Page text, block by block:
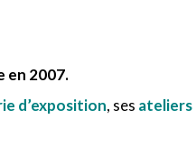
en 2007.
d’exposition, ses